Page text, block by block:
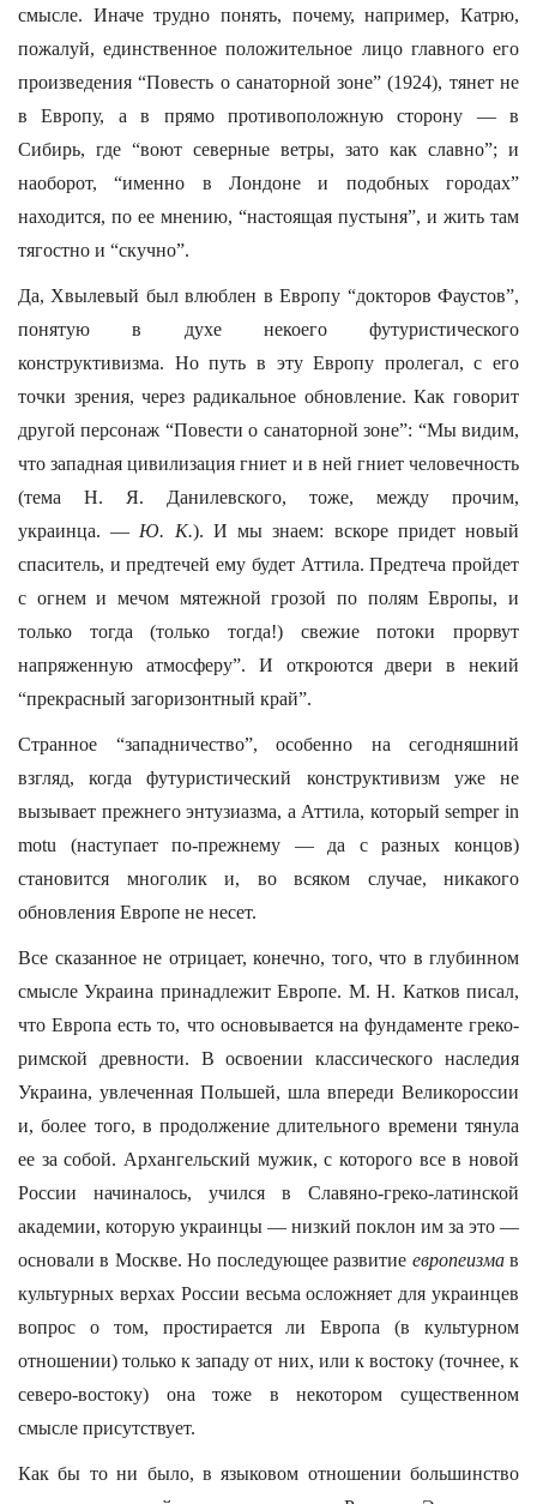
смысле. Иначе трудно понять, почему, например, Катрю,
пожалуй, единственное положительное лицо главного его
произведения “Повесть о санаторной зоне” (1924), тянет не
в Европу, а в прямо противоположную сторону — в
Сибирь, где “воют северные ветры, зато как славно”; и
наоборот, “именно в Лондоне и подобных городах”
находится, по ее мнению, “настоящая пустыня”, и жить там
тягостно и “скучно”.
Да, Хвылевый был влюблен в Европу “докторов Фаустов”,
понятую в духе некоего футуристического
конструктивизма. Но путь в эту Европу пролегал, с его
точки зрения, через радикальное обновление. Как говорит
другой персонаж “Повести о санаторной зоне”: “Мы видим,
что западная цивилизация гниет и в ней гниет человечность
(тема Н. Я. Данилевского, тоже, между прочим,
украинца. — Ю. К.). И мы знаем: вскоре придет новый
спаситель, и предтечей ему будет Аттила. Предтеча пройдет
с огнем и мечом мятежной грозой по полям Европы, и
только тогда (только тогда!) свежие потоки прорвут
напряженную атмосферу”. И откроются двери в некий
“прекрасный загоризонтный край”.
Странное “западничество”, особенно на сегодняшний
взгляд, когда футуристический конструктивизм уже не
вызывает прежнего энтузиазма, а Аттила, который semper in
motu (наступает по-прежнему — да с разных концов)
становится многолик и, во всяком случае, никакого
обновления Европе не несет.
Все сказанное не отрицает, конечно, того, что в глубинном
смысле Украина принадлежит Европе. М. Н. Катков писал,
что Европа есть то, что основывается на фундаменте греко-
римской древности. В освоении классического наследия
Украина, увлеченная Польшей, шла впереди Великороссии
и, более того, в продолжение длительного времени тянула
ее за собой. Архангельский мужик, с которого все в новой
России начиналось, учился в Славяно-греко-латинской
академии, которую украинцы — низкий поклон им за это —
основали в Москве. Но последующее развитие европеизмав
культурных верхах России весьма осложняет для украинцев
вопрос о том, простирается ли Европа (в культурном
отношении) только к западу от них, или к востоку (точнее, к
северо-востоку) она тоже в некотором существенном
смысле присутствует.
Как бы то ни было, в языковом отношении большинство